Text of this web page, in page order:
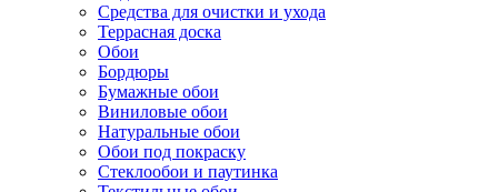
Средства для очистки и ухода
Террасная доска
Обои
Бордюры
Бумажные обои
Виниловые обои
Натуральные обои
Обои под покраску
Стеклообои и паутинка